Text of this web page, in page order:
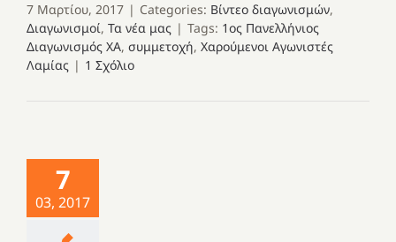
7 Μαρτίου, 2017 | Categories: Βίντεο διαγωνισμών,
Διαγωνισμοί, Τα νέα μας | Tags: 1ος Πανελλήνιος
Διαγωνισμός ΧΑ, συμμετοχή, Χαρούμενοι Αγωνιστές
Λαμίας | 1 Σχόλιο
7
03, 2017